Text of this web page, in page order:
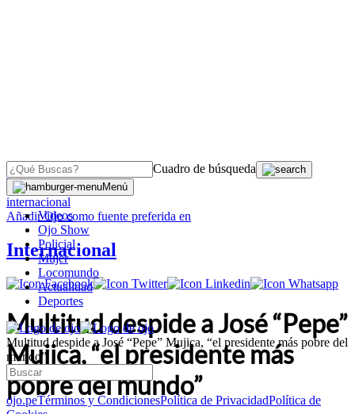
Cuadro de búsqueda
Menú
Videos
Ojo Show
Policial
Mujer
Locomundo
Actualidad
Deportes
Multitud despide a José “Pepe” Mujica, “el presidente más pobre del
mundo”
ojo.peTérminos y CondicionesPolítica de PrivacidadPolítica de
OJO
internacional
AñadirOjocomo fuente preferida en
Internacional
Multitud despide a José “Pepe”
Mujica, “el presidente más
pobre del mundo”